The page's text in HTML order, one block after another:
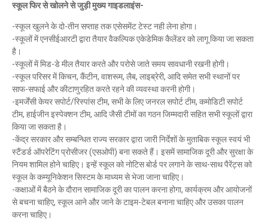
स्कूल फिर से खोलने से जुड़ी मुख्य गाइडलाइंस-
-स्कूल खुलने के दो-तीन सप्ताह तक एसेसमेंट टेस्ट नही लेना होगा।
-स्कूलों में एनसीईआरटी द्वारा तैयार वैकल्पिक एकेडेमिक कैलेंडर को लागू किया जा सकता
है।
-स्कूलों में मिड-डे मील तैयार करते और परोसे जाते समय सावधानी रखनी होगी।
-स्कूल परिसर में किचन, कैंटीन, वाशरूम, लैब, लाइब्रेरी, आदि समेत सभी स्थानों पर
साफ-सफाई और कीटाणुरहित करते रहने की व्यवस्था करनी होगी।
-इमर्जेंसी केयर सपोर्ट/रिस्पांस टीम, सभी के लिए जनरल सपोर्ट टीम, कमोडिटी सपोर्ट
टीम, हाईजीन इस्पेक्शन टीम, आदि जैसी टीमों का गठन जिम्मदारी सहित सभी स्कूलों द्वारा
किया जा सकता है।
-केंद्र सरकार और सम्बन्धित राज्य सरकार द्वारा जारी निर्देशों के मुताबिक स्कूल स्वयं भी
स्टैंडर्ड ऑपरेटिंग प्रोसीजर (एसओपी) बना सकते हैं। इसमें सामाजिक दूरी और सुरक्षा के
नियम शामिल होने चाहिए। इन्हें स्कूल को नोटिस बोर्ड पर लगाने के साथ-साथ पैरेंट्स को
स्कूल के कम्यूनिकेशन सिस्टम के माध्यम से भेजा जाना चाहिए।
-कक्षाओं में बैठने के दौरान सामाजिक दूरी का पालन करना होगा, कार्यक्रम और आयोजनों
से बचना चाहिए, स्कूल आने और जाने के टाइम-टेबल बनाना चाहिए और उसका पालन
करना चाहिए।